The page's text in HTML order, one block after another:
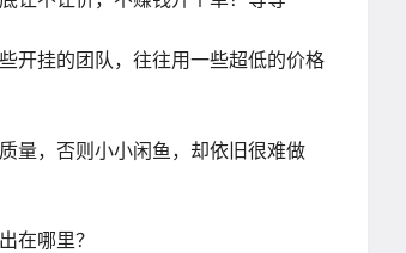
开挂的团队，往往用一些超低的价格
量，否则小小闲鱼，却依旧很难做
在哪里？